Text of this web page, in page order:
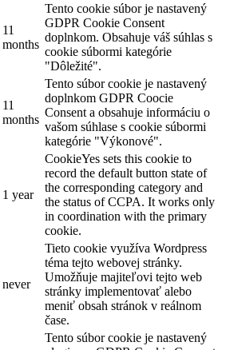
11
months
Tento cookie súbor je nastavený
GDPR Cookie Consent
doplnkom. Obsahuje váš súhlas s
cookie súbormi kategórie
"Dôležité".
11
months
Tento súbor cookie je nastavený
doplnkom GDPR Coocie
Consent a obsahuje informáciu o
vašom súhlase s cookie súbormi
kategórie "Výkonové".
1 year
CookieYes sets this cookie to
record the default button state of
the corresponding category and
the status of CCPA. It works only
in coordination with the primary
cookie.
never
Tieto cookie využíva Wordpress
téma tejto webovej stránky.
Umožňuje majiteľovi tejto web
stránky implementovať alebo
meniť obsah stránok v reálnom
čase.
Tento súbor cookie je nastavený